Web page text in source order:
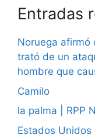
Entradas
Noruega afirmó
trató de un
hombre que
Camilo
la palma | RPP
Estados